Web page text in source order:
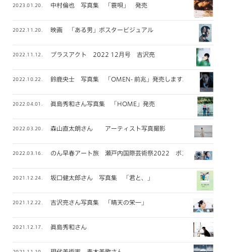
2023.01.20. 中村倫也 写真集 「蓑唄」 発売
2022.11.20. 映画 「ある男」ポスタービジュアル
2022.11.12. プラスアクト 2022 12月号 吉沢亮
2022.10.22. 鈴鹿央士 写真集 「OMEN- 前兆」発売します。
2022.04.01. 眞島秀和さん写真集 「HOME」発売
2022.03.20. 森山直太朗さん アーティスト写真撮影
2022.03.16. のん早春アート旅 瀬戸内国際芸術祭2022 ポスター撮影
2021.12.24. 坂口健太郎さん 写真集 「君と、」
2021.12.22. 吉沢亮さん写真集 「晴天の栄一」
2021.12.17. 眞島秀和さん